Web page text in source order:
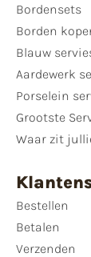
Bordensets
Borden
Blauw
Aardewerk
Porselein
Grootste
Waar zit
Bestellen
Betalen
Verzenden